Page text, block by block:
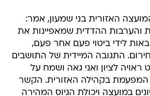
האזורית בני שמעון, אמר:
והערבות ההדדית שמאפיינות את
לידי ביטוי פעם אחר פעם,
התגובה המיידית של התושבים
ראויה לציון ואני גאה ושמח על
המפעמת בקהילה האזורית. הקשר
במועצה ויכולת הגיוס המהירה